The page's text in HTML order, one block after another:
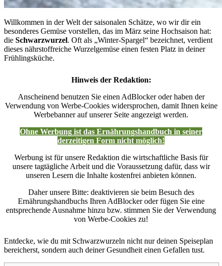
Willkommen in der Welt der saisonalen Schätze, wo wir dir ein
besonderes Gemüse vorstellen, das im März seine Hochsaison hat:
die Schwarzwurzel. Oft als „Winter-Spargel“ bezeichnet, verdient
dieses nährstoffreiche Wurzelgemüse einen festen Platz in deiner
Frühlingsküche.
Hinweis der Redaktion:
Anscheinend benutzen Sie einen AdBlocker oder haben der
Verwendung von Werbe-Cookies widersprochen, damit Ihnen keine
Werbebanner auf unserer Seite angezeigt werden.
Ohne Werbung ist das Ernährungshandbuch in seiner
derzeitigen Form nicht möglich!
Werbung ist für unsere Redaktion die wirtschaftliche Basis für
unsere tagtägliche Arbeit und die Voraussetzung dafür, dass wir
unseren Lesern die Inhalte kostenfrei anbieten können.
Daher unsere Bitte: deaktivieren sie beim Besuch des
Ernährungshandbuchs Ihren AdBlocker oder fügen Sie eine
entsprechende Ausnahme hinzu bzw. stimmen Sie der Verwendung
von Werbe-Cookies zu!
Entdecke, wie du mit Schwarzwurzeln nicht nur deinen Speiseplan
bereicherst, sondern auch deiner Gesundheit einen Gefallen tust.